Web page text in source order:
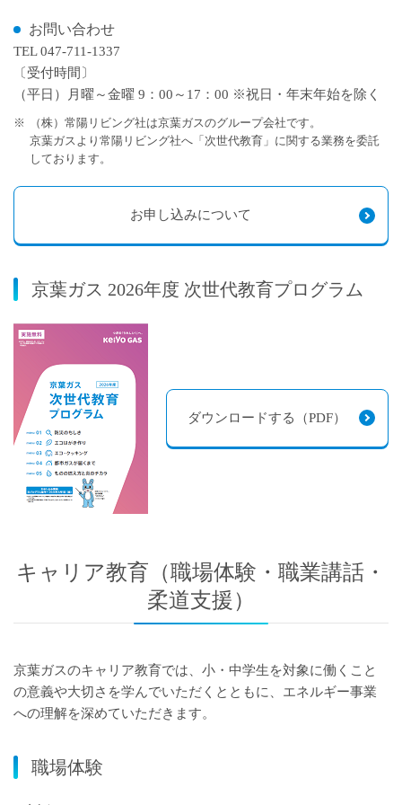
お問い合わせ
TEL 047-711-1337
〔受付時間〕
（平日）月曜～金曜 9：00～17：00 ※祝日・年末年始を除く
※
（株）常陽リビング社は京葉ガスのグループ会社です。
京葉ガスより常陽リビング社へ「次世代教育」に関する業務を委託
しております。
お申し込みについて
京葉ガス 2026年度 次世代教育プログラム
ダウンロードする（PDF）
キャリア教育（職場体験・職業講話・
柔道支援）
京葉ガスのキャリア教育では、小・中学生を対象に働くこと
の意義や大切さを学んでいただくとともに、エネルギー事業
への理解を深めていただきます。
職場体験